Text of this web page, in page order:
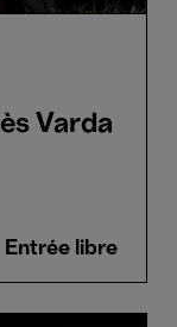
Varda
Entrée libre